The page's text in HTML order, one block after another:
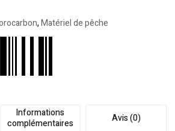
,Matériel de pêche
Informations
complémentaires
Avis (0)